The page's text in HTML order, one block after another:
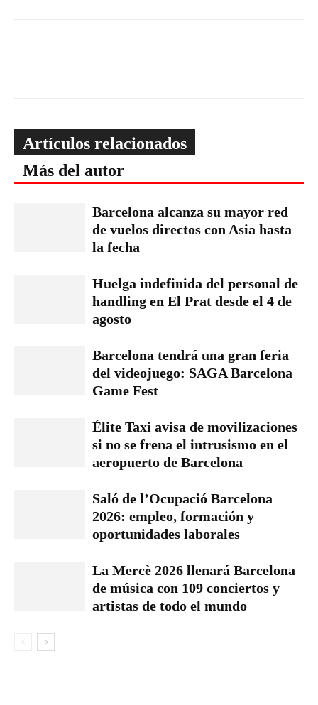
Artículos relacionados
Más del autor
Barcelona alcanza su mayor red
de vuelos directos con Asia hasta
la fecha
Huelga indefinida del personal de
handling en El Prat desde el 4 de
agosto
Barcelona tendrá una gran feria
del videojuego: SAGA Barcelona
Game Fest
Élite Taxi avisa de movilizaciones
si no se frena el intrusismo en el
aeropuerto de Barcelona
Saló de l’Ocupació Barcelona
2026: empleo, formación y
oportunidades laborales
La Mercè 2026 llenará Barcelona
de música con 109 conciertos y
artistas de todo el mundo